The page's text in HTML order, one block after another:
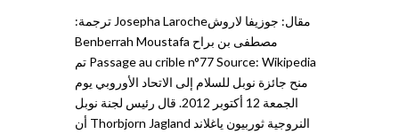
مقال: جوزيفا لاروشJosepha Laroche ترجمة:
مصطفى بن براح Benberrah Moustafa
Passage au crible n°77 Source: Wikipedia تم
منح جائزة نوبل للسلام إلى الاتحاد الأوروبي يوم
الجمعة 12 أكتوبر 2012. قال رئيس لجنة نوبل
النروجية ثوربيون ياغلاند Thorbjorn Jagland أن